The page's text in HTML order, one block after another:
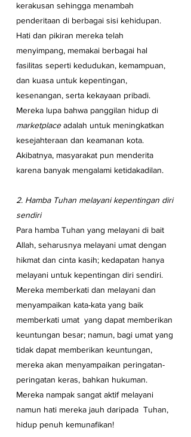
kerakusan sehingga menambah
penderitaan di berbagai sisi kehidupan.
Hati dan pikiran mereka telah
menyimpang, memakai berbagai hal
fasilitas seperti kedudukan, kemampuan,
dan kuasa untuk kepentingan,
kesenangan, serta kekayaan pribadi.
Mereka lupa bahwa panggilan hidup di
marketplace adalah untuk meningkatkan
kesejahteraan dan keamanan kota.
Akibatnya, masyarakat pun menderita
karena banyak mengalami ketidakadilan.
2. Hamba Tuhan melayani kepentingan diri
sendiri
Para hamba Tuhan yang melayani di bait
Allah, seharusnya melayani umat dengan
hikmat dan cinta kasih; kedapatan hanya
melayani untuk kepentingan diri sendiri.
Mereka memberkati dan melayani dan
menyampaikan kata-kata yang baik
memberkati umat  yang dapat memberikan
keuntungan besar; namun, bagi umat yang
tidak dapat memberikan keuntungan,
mereka akan menyampaikan peringatan-
peringatan keras, bahkan hukuman.
Mereka nampak sangat aktif melayani
namun hati mereka jauh daripada  Tuhan,
hidup penuh kemunafikan!